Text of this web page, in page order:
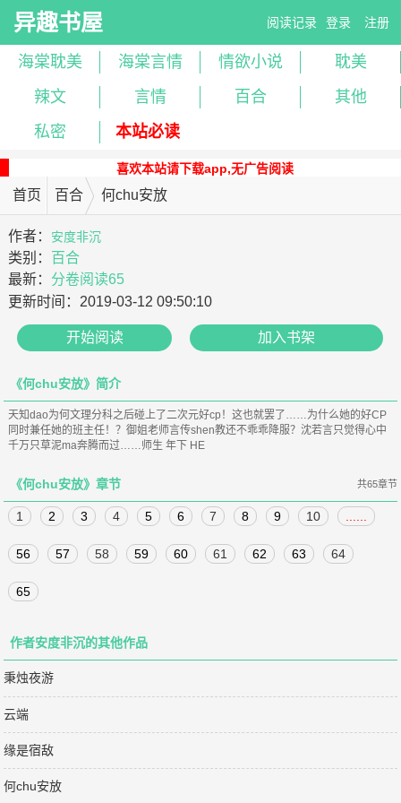
异趣书屋 阅读记录 登录 注册
海棠耽美 海棠言情 情欲小说
耽美
辣文
言情 百合
其他
私密
本站必读
喜欢本站请下载app,无广告阅读
首页 百合 何chu安放
作者： 安度非沉
类别： 百合
最新： 分卷阅读65
更新时间： 2019-03-12 09:50:10
开始阅读 加入书架
《何chu安放》简介
天知dao为何文理分科之后碰上了二次元好cp！这也就罢了……为什么她的好CP
同时兼任她的班主任！？御姐老师言传shen教还不乖乖降服？沈若言只觉得心中
千万只草泥ma奔腾而过……师生 年下 HE
《何chu安放》章节 共65章节
1 2 3 4 5 6 7 8 9 10
56 57 58 59 60 61 62 63 64
65
作者安度非沉的其他作品
秉烛夜游
云端
缘是宿敌
何chu安放